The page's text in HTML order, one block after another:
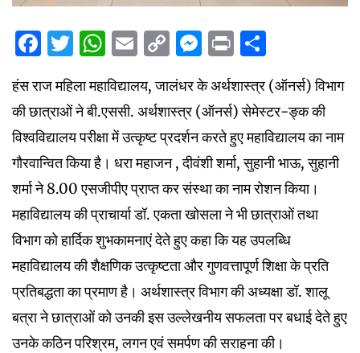
Facebook
Twitter
WhatsApp
Email
CopyMessenger
Print
हंस राज महिला महाविद्यालय, जालंधर के अर्थशास्त्र (ऑनर्स) विभाग
की छात्राओं ने बी.एससी. अर्थशास्त्र (ऑनर्स) सेमेस्टर-ङ्क की
विश्वविद्यालय परीक्षा में उत्कृष्ट प्रदर्शन करते हुए महाविद्यालय का नाम
गौरवान्वित किया है। धरा महाजन , दीवंशी शर्मा, सुहानी भाऊ, सुहानी
शर्मा ने 8.00 एसजीपीए प्राप्त कर संस्था का नाम रोशन किया।
महाविद्यालय की प्राचार्या डॉ. एकता खोसला ने भी छात्राओं तथा
विभाग को हार्दिक शुभकामनाएं देते हुए कहा कि यह उपलब्धि
महाविद्यालय की शैक्षणिक उत्कृष्टता और गुणवत्तापूर्ण शिक्षा के प्रति
प्रतिबद्धता का प्रमाण है। अर्थशास्त्र विभाग की अध्यक्षा डॉ. शालू
बत्रा ने छात्राओं को उनकी इस उल्लेखनीय सफलता पर बधाई देते हुए
उनके कठिन परिश्रम, लगन एवं समर्पण की सराहना की।